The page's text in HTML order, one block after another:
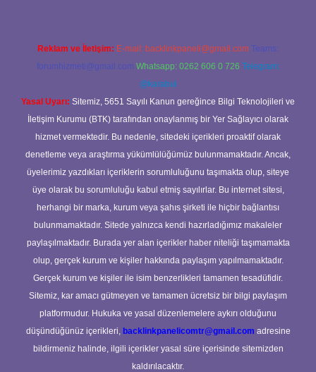
Reklam ve İletişim: E-mail: backlinkpaneli@gmail.com Teams:
forumhizmeti@gmail.com Whatsapp: 0262 606 0 726 Telegram:
@karabul
Yasal Uyarı: Sitemiz, 5651 Sayılı Kanun gereğince Bilgi Teknolojileri ve
İletişim Kurumu (BTK) tarafından onaylanmış bir Yer Sağlayıcı olarak
hizmet vermektedir. Bu nedenle, sitedeki içerikleri proaktif olarak
denetleme veya araştırma yükümlülüğümüz bulunmamaktadır. Ancak,
üyelerimiz yazdıkları içeriklerin sorumluluğunu taşımakta olup, siteye
üye olarak bu sorumluluğu kabul etmiş sayılırlar. Bu internet sitesi,
herhangi bir marka, kurum veya şahıs şirketi ile hiçbir bağlantısı
bulunmamaktadır. Sitede yalnızca kendi hazırladığımız makaleler
paylaşılmaktadır. Burada yer alan içerikler haber niteliği taşımamakta
olup, gerçek kurum ve kişiler hakkında paylaşım yapılmamaktadır.
Gerçek kurum ve kişiler ile isim benzerlikleri tamamen tesadüfidir.
Sitemiz, kar amacı gütmeyen ve tamamen ücretsiz bir bilgi paylaşım
platformudur. Hukuka ve yasal düzenlemelere aykırı olduğunu
düşündüğünüz içerikleri, backlinkpanelicomtr@gmail.com adresine
bildirmeniz halinde, ilgili içerikler yasal süre içerisinde sitemizden
kaldırılacaktır.